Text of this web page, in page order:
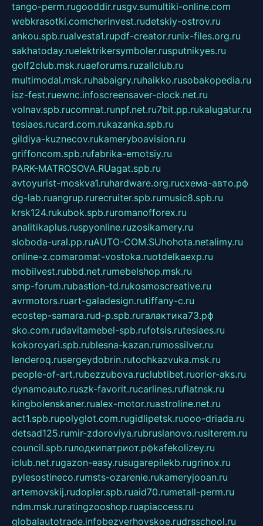
tango-perm.rugooddir.rusgv.sumultiki-online.com
webkrasotki.comcherinvest.rudetskiy-ostrov.ru
ankou.spb.rualvesta1.rupdf-creator.runix-files.org.ru
sakhatoday.ruelektrikersymboler.rusputnikyes.ru
golf2club.msk.ruaeforums.ruzallclub.ru
multimodal.msk.ruhabaigry.ruhaikko.rusobakopedia.ru
isz-fest.ruewnc.infoscreensaver-clock.net.ru
volnav.spb.rucomnat.runpf.net.ru7bit.pp.rukalugatur.ru
tesiaes.rucard.com.rukazanka.spb.ru
gildiya-kuznecov.rukameryboavision.ru
griffoncom.spb.rufabrika-emotsiy.ru
PARK-MATROSOVA.RUagat.spb.ru
avtoyurist-moskva1.ruhardware.org.ruсхема-авто.рф
dg-lab.ruangrup.rurecruiter.spb.rumusic8.spb.ru
krsk124.rukubok.spb.ruromanofforex.ru
analitikaplus.ruspyonline.ruzosikamery.ru
sloboda-ural.pp.ruAUTO-COM.SUhohota.netalimy.ru
online-z.comaromat-vostoka.ruotdelkaexp.ru
mobilvest.rubbd.net.rumebelshop.msk.ru
smp-forum.rubastion-td.rukosmoscreative.ru
avrmotors.ruart-galadesign.rutiffany-c.ru
ecostep-samara.rud-p.spb.ruгалактика73.рф
sko.com.rudavitamebel-spb.rufotsis.rutesiaes.ru
kokoroyari.spb.rublesna-kazan.rumossilver.ru
lenderoq.rusergeydobrin.rutochkazvuka.msk.ru
people-of-art.rubezzubova.ruclubtibet.ruorior-aks.ru
dynamoauto.ruszk-favorit.rucarlines.ruflatnsk.ru
kingbolenskaner.rualex-motor.ruastroline.net.ru
act1.spb.rupolyglot.com.rugidlipetsk.ruooo-driada.ru
detsad125.rumir-zdoroviya.rubruslanovo.rusiterem.ru
council.spb.ruлодкипатриот.рфkafekolizey.ru
iclub.net.rugazon-easy.rusugarepilekb.rugrinox.ru
pylesostineco.rumsts-ozarenie.rukameryjooan.ru
artemovskij.rudopler.spb.ruaid70.rumetall-perm.ru
ndm.msk.ruratingzooshop.ruapiaccess.ru
globalautotrade.infobezverhovskoe.rudrsschool.ru